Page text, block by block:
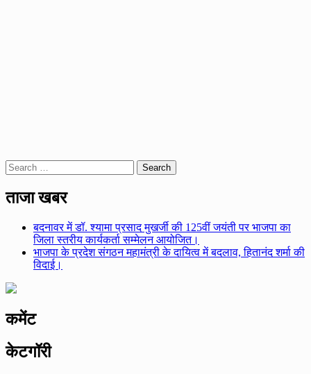
Search
for:
ताजा खबर
बदनावर में डॉ. श्यामा प्रसाद मुखर्जी की 125वीं जयंती पर भाजपा का
जिला स्तरीय कार्यकर्ता सम्मेलन आयोजित।
भाजपा के प्रदेश संगठन महामंत्री के दायित्व में बदलाव, हितानंद शर्मा की
विदाई।
कमेंट
केटगॉरी